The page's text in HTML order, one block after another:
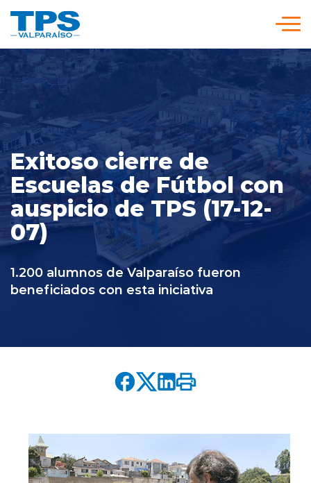
Somos TPS
Nuestra Visión Estratégica
Servicios y Tarifas
Políticas y Procedimientos
Exitoso cierre de
Escuelas de Fútbol con
auspicio de TPS (17-12-
07)
1.200 alumnos de Valparaíso fueron
beneficiados con esta iniciativa